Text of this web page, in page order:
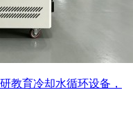
教育冷却水循环设备，